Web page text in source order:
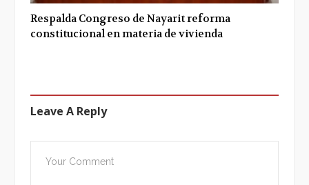
Respalda Congreso de Nayarit reforma
constitucional en materia de vivienda
Leave A Reply